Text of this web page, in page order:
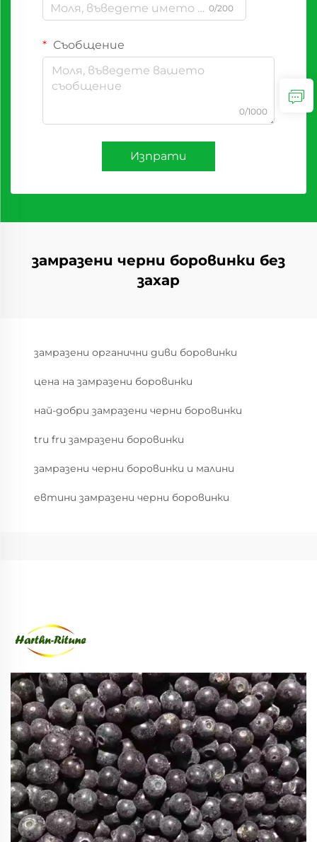
0/200
Съобщение
0/1000
Изпрати
замразени черни боровинки без
захар
замразени органични диви боровинки
цена на замразени боровинки
най-добри замразени черни боровинки
tru fru замразени боровинки
замразени черни боровинки и малини
евтини замразени черни боровинки